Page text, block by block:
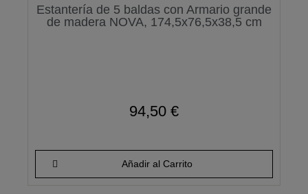
Estantería de 5 baldas con Armario grande
de madera NOVA, 174,5x76,5x38,5 cm
94,50 €
Añadir al Carrito